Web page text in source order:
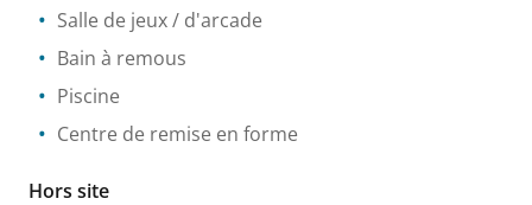
Salle de jeux / d'arcade
Bain à remous
Piscine
Centre de remise en forme
Hors site